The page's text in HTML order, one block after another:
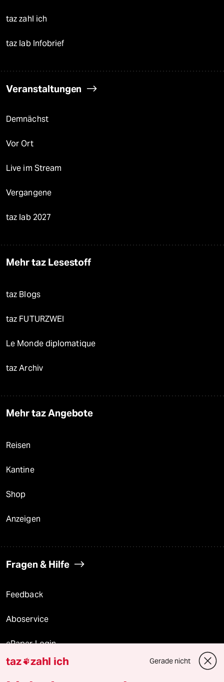
taz zahl ich
taz lab Infobrief
Veranstaltungen
Demnächst
Vor Ort
Live im Stream
Vergangene
taz lab 2027
Mehr taz Lesestoff
taz Blogs
taz FUTURZWEI
Le Monde diplomatique
taz Archiv
Mehr taz Angebote
Reisen
Kantine
Shop
Anzeigen
Fragen & Hilfe
Feedback
Aboservice
ePaper Login
Downloads für Abonnierende
taz zahl ich Gerade nicht